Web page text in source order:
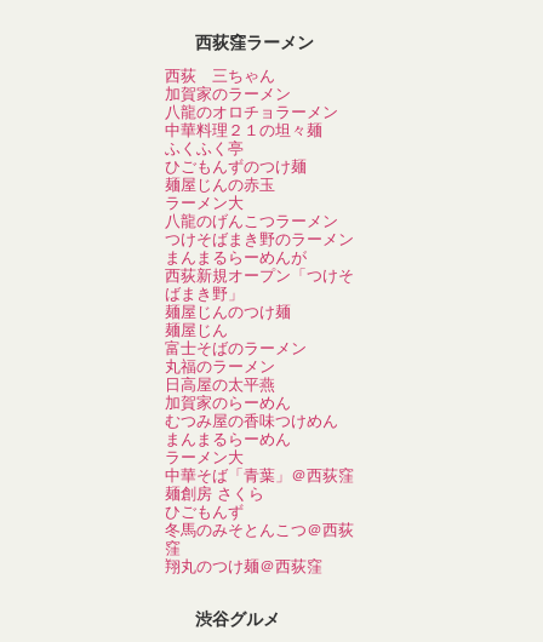
西荻窪ラーメン
西荻 三ちゃん
加賀家のラーメン
八龍のオロチョラーメン
中華料理２１の坦々麺
ふくふく亭
ひごもんずのつけ麺
麺屋じんの赤玉
ラーメン大
八龍のげんこつラーメン
つけそばまき野のラーメン
まんまるらーめんが
西荻新規オープン「つけそ
ばまき野」
麺屋じんのつけ麺
麺屋じん
富士そばのラーメン
丸福のラーメン
日高屋の太平燕
加賀家のらーめん
むつみ屋の香味つけめん
まんまるらーめん
ラーメン大
中華そば「青葉」＠西荻窪
麺創房 さくら
ひごもんず
冬馬のみそとんこつ＠西荻
窪
翔丸のつけ麺＠西荻窪
渋谷グルメ